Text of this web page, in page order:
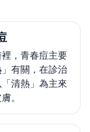
，青春痘主要
有關，在診治
清熱」為主來
。